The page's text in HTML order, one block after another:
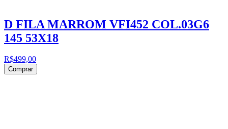
D FILA MARROM VFI452 COL.03G6
145 53X18
R$499,00
Comprar